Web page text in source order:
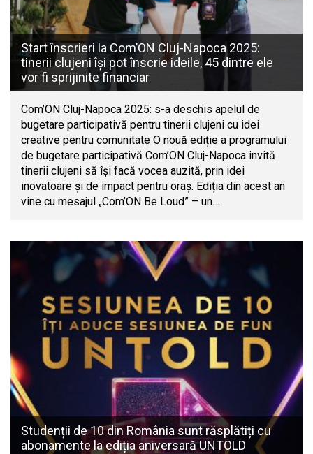
Start înscrieri la Com’ON Cluj-Napoca 2025:
tinerii clujeni își pot înscrie ideile, 45 dintre ele
vor fi sprijinite financiar
Com’ON Cluj-Napoca 2025: s-a deschis apelul de
bugetare participativă pentru tinerii clujeni cu idei
creative pentru comunitate O nouă ediție a programului
de bugetare participativă Com’ON Cluj-Napoca invită
tinerii clujeni să își facă vocea auzită, prin idei
inovatoare și de impact pentru oraș. Ediția din acest an
vine cu mesajul „Com’ON Be Loud” – un…
Studenții de 10 din România sunt răsplătiți cu
abonamente la ediția aniversară UNTOLD